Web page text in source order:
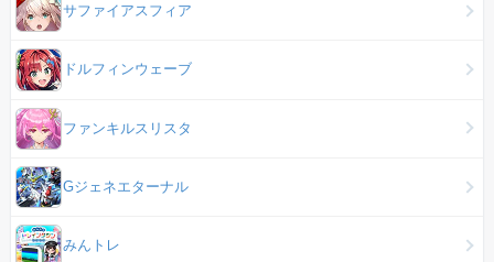
サファイアスフィア
ドルフィンウェーブ
ファンキルスリスタ
Gジェネエターナル
みんトレ